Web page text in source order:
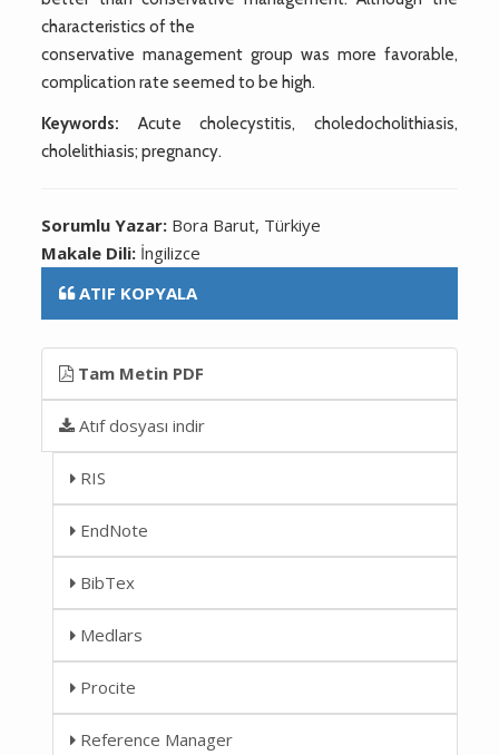
characteristics of the
conservative management group was more favorable,
complication rate seemed to be high.
Keywords: Acute cholecystitis, choledocholithiasis,
cholelithiasis; pregnancy.
Sorumlu Yazar: Bora Barut, Türkiye
Makale Dili: İngilizce
ATIF KOPYALA
Tam Metin PDF
Atıf dosyası indir
RIS
EndNote
BibTex
Medlars
Procite
Reference Manager